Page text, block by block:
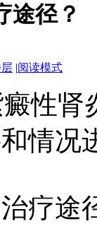
途径？
|阅读模式
肾
情况
疗途